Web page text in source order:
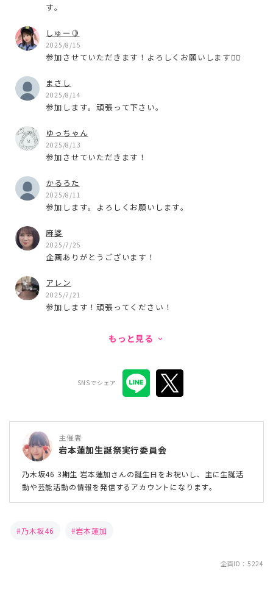
す。
しゅー🍋
2025/8/15
参加させていただきます！よろしくお願いします🙇‍♂️
まさし
2025/8/14
参加します。頑張って下さい。
ゆっちゃん
2025/8/13
参加させていただきます！
かるろた
2025/8/11
参加します。よろしくお願いします。
麻婆
2025/7/25
企画ありがとうございます！
アレン
2025/7/21
参加します！頑張ってください！
もっと見る keyboard_arrow_down
SNSでシェア
主催者
岩本蓮加生誕祭実行委員会
乃木坂46 3期生 岩本蓮加さんの誕生日をお祝いし、主に生誕活
動や芸能活動の情報を発信するアカウントになります。
乃木坂46 岩本蓮加
企画ID：5224